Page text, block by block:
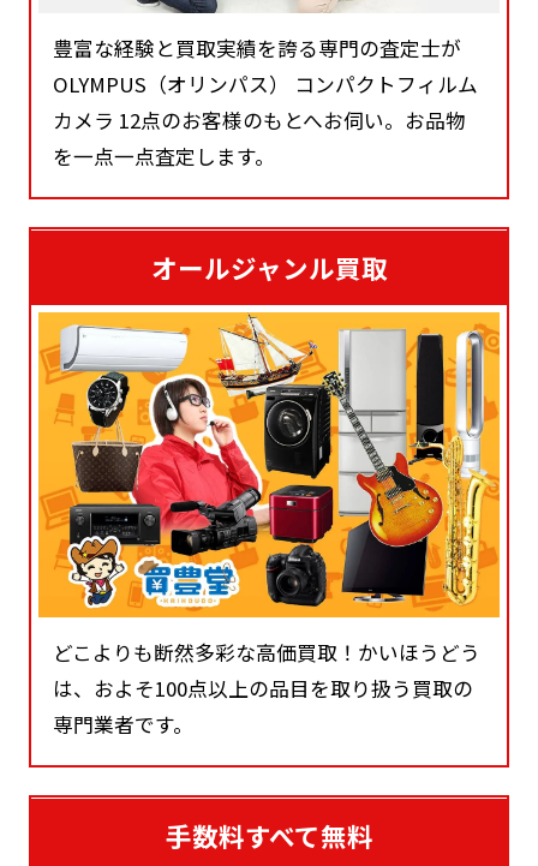
豊富な経験と買取実績を誇る専門の査定士が
OLYMPUS（オリンパス） コンパクトフィルム
カメラ 12点のお客様のもとへお伺い。お品物
を一点一点査定します。
オールジャンル買取
どこよりも断然多彩な高価買取！かいほうどう
は、およそ100点以上の品目を取り扱う買取の
専門業者です。
手数料すべて無料